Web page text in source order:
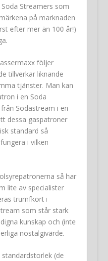
Streamers som
på marknaden
efter mer än 100 år!)
följer
tillverkar liknande
tjänster. Man kan
i en Soda
Sodastream i en
dessa gaspatroner
standard så
i vilken
så har
lite av specialister
trumfkort i
som står stark
kunskap och (inte
nostalgivärde.
(de